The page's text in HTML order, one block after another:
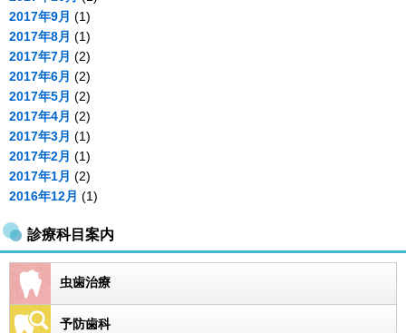
2017年9月 (1)
2017年8月 (1)
2017年7月 (2)
2017年6月 (2)
2017年5月 (2)
2017年4月 (2)
2017年3月 (1)
2017年2月 (1)
2017年1月 (2)
2016年12月 (1)
診療科目案内
虫歯治療
予防歯科